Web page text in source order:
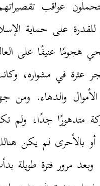
عواقب
للقدرة على حماية
عنيفًا على
عثرة في مشواره،
والدهاء. ومن
متدهورًا جدًا، ولم
أو بالأحرى لم يكن
مرور فترة طويلة